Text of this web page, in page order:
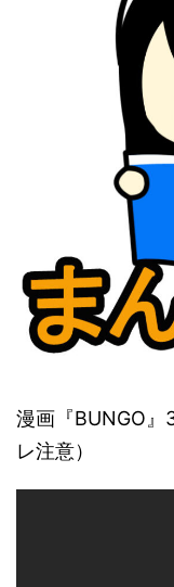
漫画『BUNGO
レ注意）